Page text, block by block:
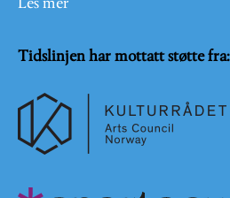
Les mer
Tidslinjen har mottatt støtte fra: